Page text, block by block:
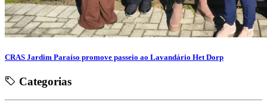
CRAS Jardim Paraíso promove passeio ao Lavandário Het Dorp
Categorias